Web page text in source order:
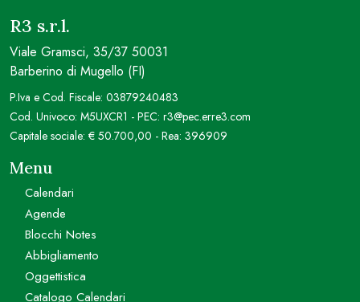
R3 s.r.l.
Viale Gramsci, 35/37 50031
Barberino di Mugello (FI)
P.Iva e Cod. Fiscale: 03879240483
Cod. Univoco: M5UXCR1 - PEC: r3@pec.erre3.com
Capitale sociale: € 50.700,00 - Rea: 396909
Menu
Calendari
Agende
Blocchi Notes
Abbigliamento
Oggettistica
Catalogo Calendari